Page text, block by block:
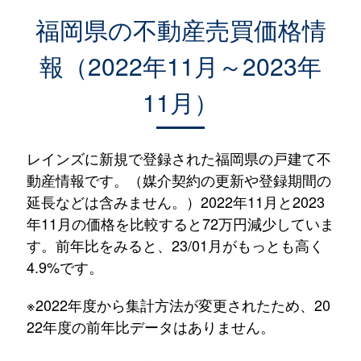
福岡県の不動産売買価格情
報（2022年11月～2023年
11月）
レインズに新規で登録された福岡県の戸建て不
動産情報です。（媒介契約の更新や登録期間の
延長などは含みません。）2022年11月と2023
年11月の価格を比較すると72万円減少していま
す。前年比をみると、23/01月がもっとも高く
4.9%です。
※2022年度から集計方法が変更されたため、20
22年度の前年比データはありません。